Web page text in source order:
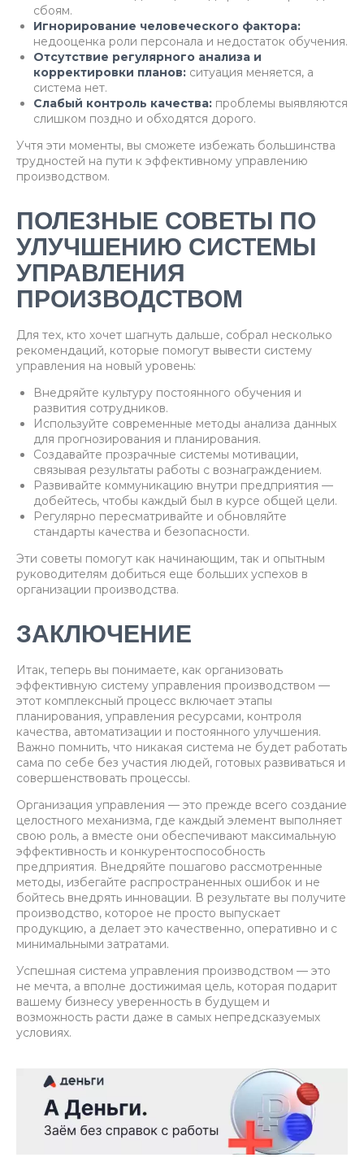
сбоям.
Игнорирование человеческого фактора:
недооценка роли персонала и недостаток обучения.
Отсутствие регулярного анализа и
корректировки планов: ситуация меняется, а
система нет.
Слабый контроль качества: проблемы выявляются
слишком поздно и обходятся дорого.
Учтя эти моменты, вы сможете избежать большинства
трудностей на пути к эффективному управлению
производством.
ПОЛЕЗНЫЕ СОВЕТЫ ПО
УЛУЧШЕНИЮ СИСТЕМЫ
УПРАВЛЕНИЯ
ПРОИЗВОДСТВОМ
Для тех, кто хочет шагнуть дальше, собрал несколько
рекомендаций, которые помогут вывести систему
управления на новый уровень:
Внедряйте культуру постоянного обучения и
развития сотрудников.
Используйте современные методы анализа данных
для прогнозирования и планирования.
Создавайте прозрачные системы мотивации,
связывая результаты работы с вознаграждением.
Развивайте коммуникацию внутри предприятия —
добейтесь, чтобы каждый был в курсе общей цели.
Регулярно пересматривайте и обновляйте
стандарты качества и безопасности.
Эти советы помогут как начинающим, так и опытным
руководителям добиться еще больших успехов в
организации производства.
ЗАКЛЮЧЕНИЕ
Итак, теперь вы понимаете, как организовать
эффективную систему управления производством —
этот комплексный процесс включает этапы
планирования, управления ресурсами, контроля
качества, автоматизации и постоянного улучшения.
Важно помнить, что никакая система не будет работать
сама по себе без участия людей, готовых развиваться и
совершенствовать процессы.
Организация управления — это прежде всего создание
целостного механизма, где каждый элемент выполняет
свою роль, а вместе они обеспечивают максимальную
эффективность и конкурентоспособность
предприятия. Внедряйте пошагово рассмотренные
методы, избегайте распространенных ошибок и не
бойтесь внедрять инновации. В результате вы получите
производство, которое не просто выпускает
продукцию, а делает это качественно, оперативно и с
минимальными затратами.
Успешная система управления производством — это
не мечта, а вполне достижимая цель, которая подарит
вашему бизнесу уверенность в будущем и
возможность расти даже в самых непредсказуемых
условиях.